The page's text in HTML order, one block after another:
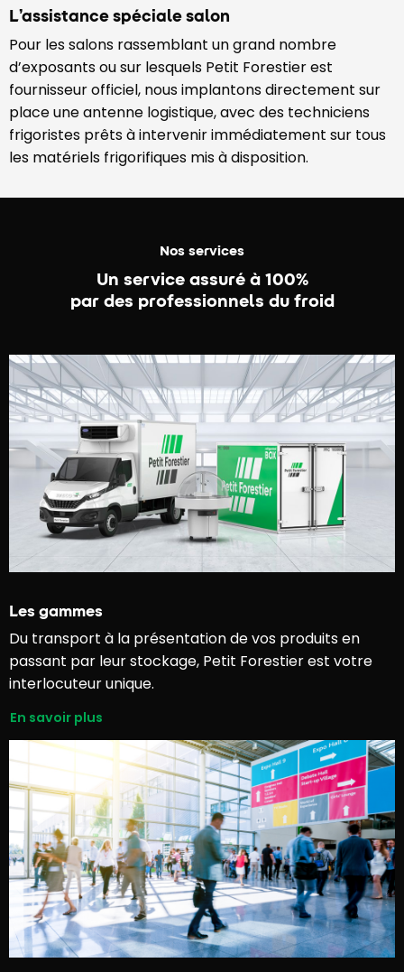
L’assistance spéciale salon
Pour les salons rassemblant un grand nombre
d’exposants ou sur lesquels Petit Forestier est
fournisseur officiel, nous implantons directement sur
place une antenne logistique, avec des techniciens
frigoristes prêts à intervenir immédiatement sur tous
les matériels frigorifiques mis à disposition.
Nos services
Un service assuré à 100%
par des professionnels du froid
Les gammes
Du transport à la présentation de vos produits en
passant par leur stockage, Petit Forestier est votre
interlocuteur unique.
En savoir plus